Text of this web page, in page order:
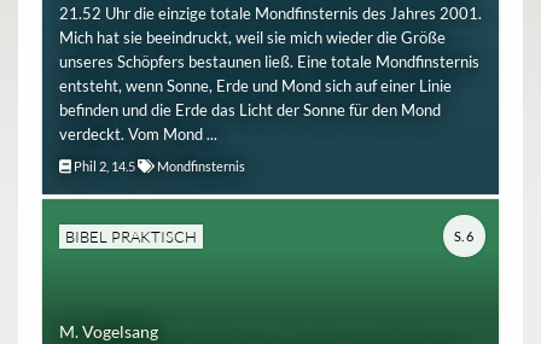
21.52 Uhr die einzige totale Mondfinsternis des Jahres 2001.
Mich hat sie beeindruckt, weil sie mich wieder die Größe
unseres Schöpfers bestaunen ließ. Eine totale Mondfinsternis
entsteht, wenn Sonne, Erde und Mond sich auf einer Linie
befinden und die Erde das Licht der Sonne für den Mond
verdeckt. Vom Mond ...
Phil 2, 14.5 Mondfinsternis
BIBEL PRAKTISCH
M. Vogelsang
S. 6